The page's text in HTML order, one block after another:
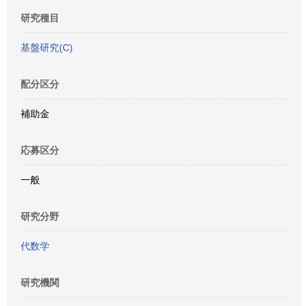
研究種目
基盤研究(C)
配分区分
補助金
応募区分
一般
研究分野
代数学
研究機関